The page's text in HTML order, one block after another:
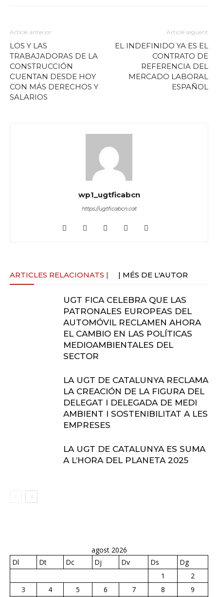
Article anterior
LOS Y LAS
TRABAJADORAS DE LA
CONSTRUCCIÓN
CUENTAN DESDE HOY
CON MÁS DERECHOS Y
SALARIOS
Article següent
EL INDEFINIDO YA ES EL
CONTRATO DE
REFERENCIA DEL
MERCADO LABORAL
ESPAÑOL
wp1_ugtficabcn
https://ugtficabcn.cat
ARTICLES RELACIONATS | | MÉS DE L'AUTOR
UGT FICA CELEBRA QUE LAS
PATRONALES EUROPEAS DEL
AUTOMÓVIL RECLAMEN AHORA
EL CAMBIO EN LAS POLÍTICAS
MEDIOAMBIENTALES DEL
SECTOR
LA UGT DE CATALUNYA RECLAMA
LA CREACIÓN DE LA FIGURA DEL
DELEGAT I DELEGADA DE MEDI
AMBIENT I SOSTENIBILITAT A LES
EMPRESES
LA UGT DE CATALUNYA ES SUMA
A L’HORA DEL PLANETA 2025
agost 2026
Dl
Dt Dc Dj Dv Ds
Dg
1
2
3
4 5 6 7 8
9